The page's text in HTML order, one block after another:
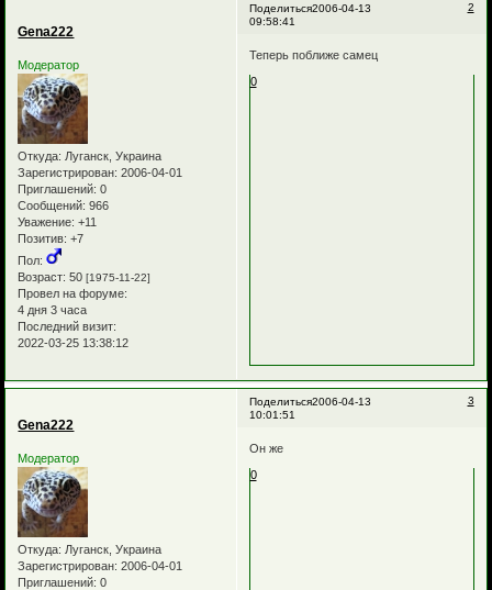
Поделиться 2
2006-04-13
09:58:41
Gena222
Модератор
Откуда: Луганск, Украина
Зарегистрирован: 2006-04-01
Приглашений: 0
Сообщений: 966
Уважение: +11
Позитив: +7
Пол:
Возраст: 50[1975-11-22]
Провел на форуме:
4 дня 3 часа
Последний визит:
2022-03-25 13:38:12
Теперь поближе самец
0
Поделиться 3
2006-04-13
10:01:51
Gena222
Модератор
Откуда: Луганск, Украина
Зарегистрирован: 2006-04-01
Приглашений: 0
Он же
0